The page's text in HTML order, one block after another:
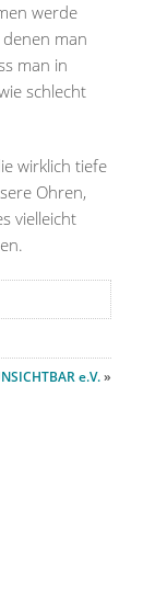
werde
man
man in
schlecht
wirklich tiefe
Ohren,
vielleicht
e.V.»